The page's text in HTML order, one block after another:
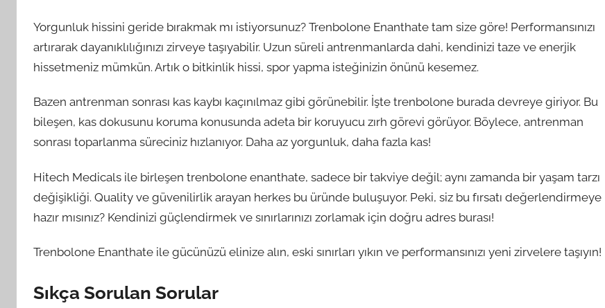
Yorgunluk hissini geride bırakmak mı istiyorsunuz? Trenbolone Enanthate tam size göre! Performansınızı
artırarak dayanıklılığınızı zirveye taşıyabilir. Uzun süreli antrenmanlarda dahi, kendinizi taze ve enerjik
hissetmeniz mümkün. Artık o bitkinlik hissi, spor yapma isteğinizin önünü kesemez.
Bazen antrenman sonrası kas kaybı kaçınılmaz gibi görünebilir. İşte trenbolone burada devreye giriyor. Bu
bileşen, kas dokusunu koruma konusunda adeta bir koruyucu zırh görevi görüyor. Böylece, antrenman
sonrası toparlanma süreciniz hızlanıyor. Daha az yorgunluk, daha fazla kas!
Hitech Medicals ile birleşen trenbolone enanthate, sadece bir takviye değil; aynı zamanda bir yaşam tarzı
değişikliği. Quality ve güvenilirlik arayan herkes bu üründe buluşuyor. Peki, siz bu fırsatı değerlendirmeye
hazır mısınız? Kendinizi güçlendirmek ve sınırlarınızı zorlamak için doğru adres burası!
Trenbolone Enanthate ile gücünüzü elinize alın, eski sınırları yıkın ve performansınızı yeni zirvelere taşıyın!
Sıkça Sorulan Sorular